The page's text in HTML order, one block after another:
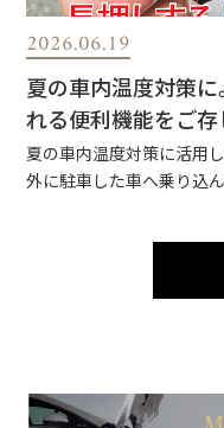
2026.06.19
夏の車内温度対策
れる便利機能をご存
夏の車内温度対策に活用
外に駐車した車へ乗り込